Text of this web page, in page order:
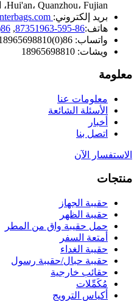
Hui'an، Quanzhou، Fujian، الصين.
بريد إلكتروني:
هاتف:86-595-87351963
,
86(0)18965698810
واتساب: 86(0)18965698810
ويشات: 18965698810
معلومة
معلومات عنا
الأسئلة الشائعة
أخبار
اتصل بنا
الاستفسار الآن
منتجات
حقيبة الجهاز
حقيبة الظهر
حمل حقيبة واق من المطر
أمتعة السفر
حقيبة الغداء
حقيبة حبال/حقيبة رسول
حقائب خارجية
مُكَمِّلات
أكياس الترويج